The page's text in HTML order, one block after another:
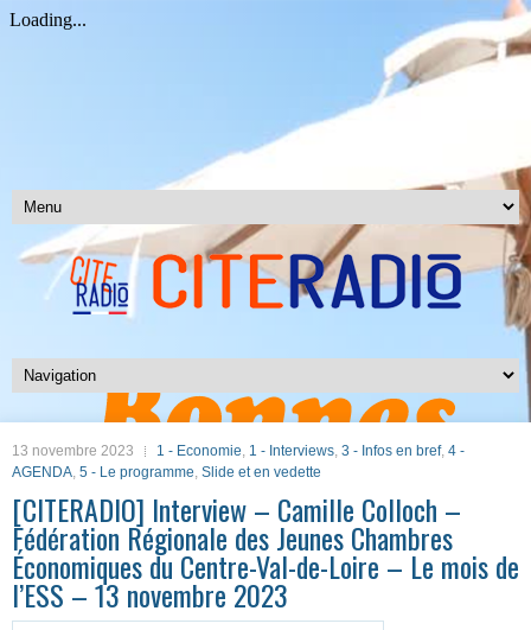
13 novembre 2023 1 - Economie, 1 - Interviews, 3 - Infos en bref, 4 -
AGENDA, 5 - Le programme, Slide et en vedette
[CITERADIO] Interview – Camille Colloch –
Fédération Régionale des Jeunes Chambres
Économiques du Centre-Val-de-Loire – Le mois de
l’ESS – 13 novembre 2023